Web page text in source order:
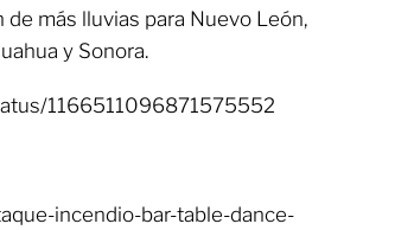
más lluvias para Nuevo León,
y Sonora.
1166511096871575552
incendio-bar-table-dance-